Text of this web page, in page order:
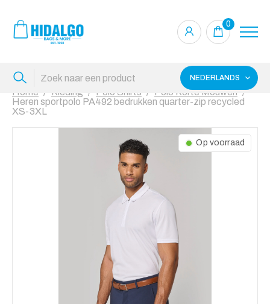
0
NEDERLANDS
Home Kleding Polo Shirts
Polo Korte Mouwen
Heren sportpolo PA492 bedrukken quarter-zip recycled
XS-3XL
Op voorraad